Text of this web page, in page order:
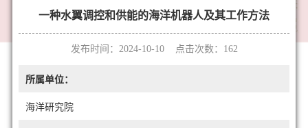
一种水翼调控和供能的海洋机器人及其工作方法
发布时间：2024-10-10 点击次数： 162
所属单位：
海洋研究院